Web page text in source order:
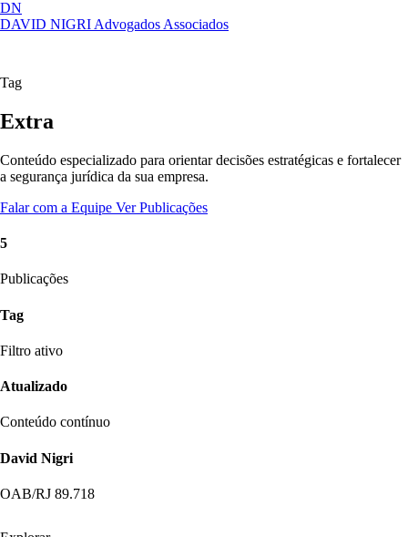
DN
DAVID NIGRI Advogados Associados
Artigos, sentenças, áreas de atuação,
Tag
Extra
Conteúdo especializado para orientar decisões estratégicas e fortalecer
a segurança jurídica da sua empresa.
Falar com a Equipe Ver Publicações
5
Publicações
Tag
Filtro ativo
Atualizado
Conteúdo contínuo
David Nigri
OAB/RJ 89.718